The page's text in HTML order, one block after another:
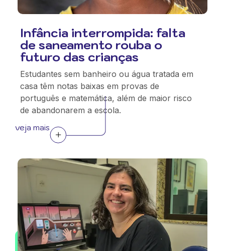
Infância interrompida: falta
de saneamento rouba o
futuro das crianças
Estudantes sem banheiro ou água tratada em
casa têm notas baixas em provas de
português e matemática, além de maior risco
de abandonarem a escola.
veja mais